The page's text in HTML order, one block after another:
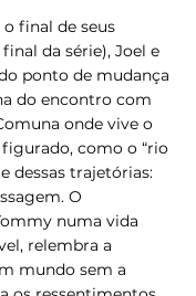
final de seus
da série), Joel e
ponto de mudança
do encontro com
onde vive o
como o “rio
dessas trajetórias:
O
numa vida
relembra a
mundo sem a